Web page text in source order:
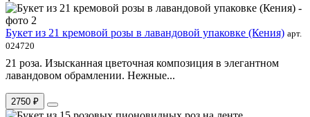
Букет из 21 кремовой розы в лавандовой упаковке (Кения) арт.
024720
21 роза. Изысканная цветочная композиция в элегантном
лавандовом обрамлении. Нежные...
2750 ₽